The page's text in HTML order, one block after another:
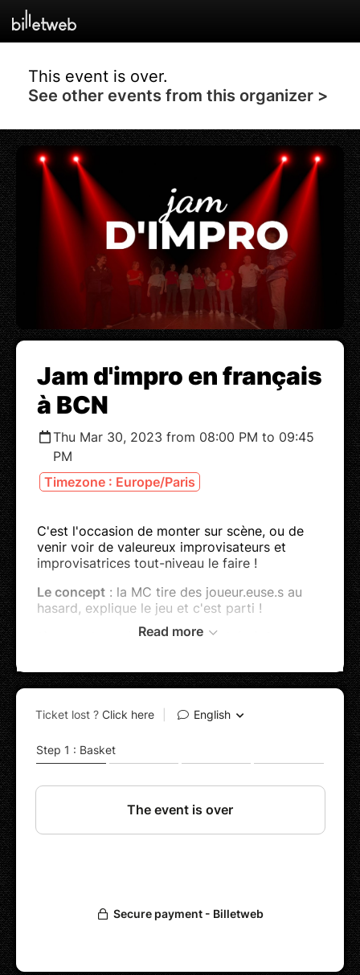
This event is over.
See other events from this organizer >
Jam d'impro en français
à BCN
Thu Mar 30, 2023 from 08:00 PM to 09:45
PM
Timezone : Europe/Paris
C'est l'occasion de monter sur scène, ou de
venir voir de valeureux improvisateurs et
improvisatrices tout-niveau le faire !
Le concept : la MC tire des joueur.euse.s au
hasard, explique le jeu et c'est parti !
: scène ouverte (limitée à 8
2ème partie: présentation du groupe initié
des jeudis soirs
Ambiance bon-enfant et éclats de rire garantis
10e en prévente, 12e sur place.
monteront sur scène (limité à 8 personnes).
Read more